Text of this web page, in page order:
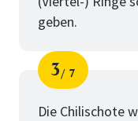
geben.
Schritt
3
von
7
Die Chilischote